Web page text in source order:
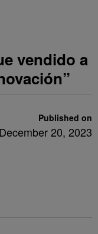
vendido a
Published on
December 20, 2023